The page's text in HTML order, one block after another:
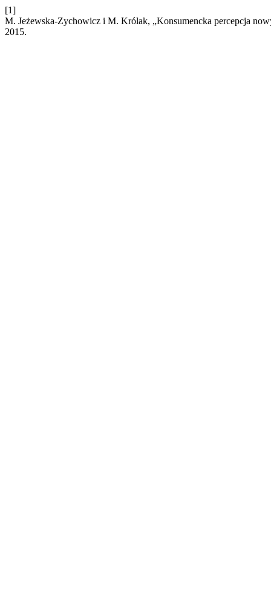
[1]
M. Jeżewska-Zychowicz i M. Królak, „Konsumencka percepcja
2015.